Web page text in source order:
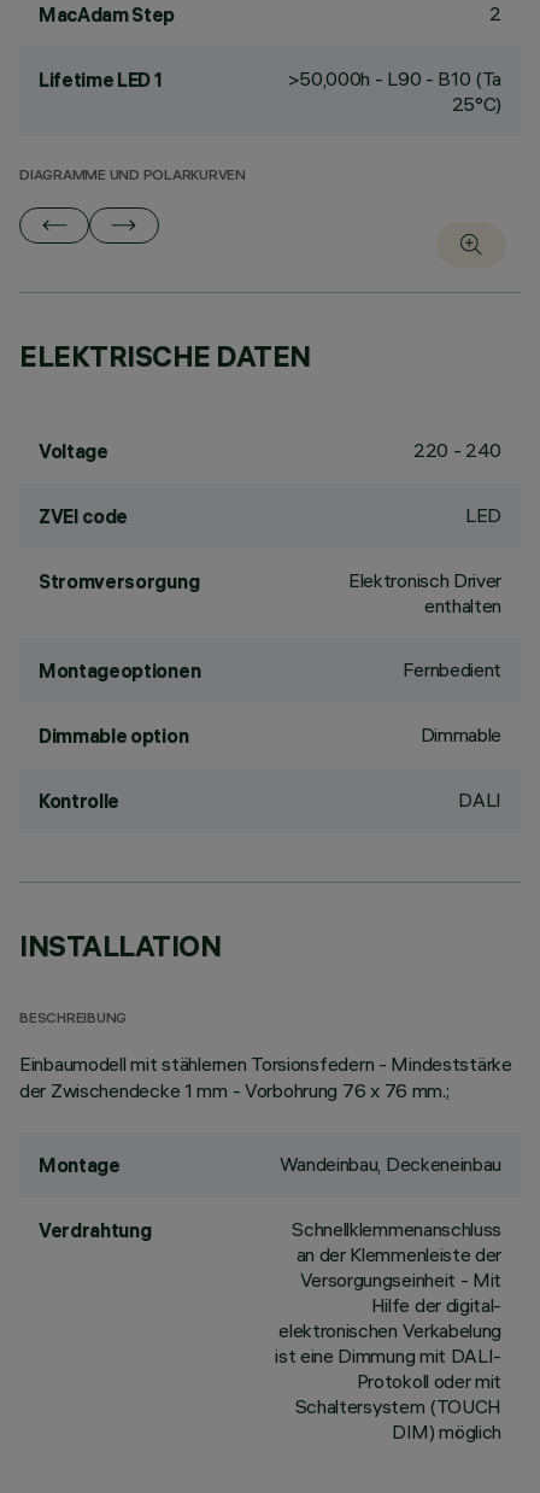
MacAdam Step 2
Lifetime LED 1
>50,000h - L90 - B10 (Ta
25°C)
DIAGRAMME UND POLARKURVEN
ELEKTRISCHE DATEN
Voltage 220 - 240
ZVEI code LED
Stromversorgung
Elektronisch Driver
enthalten
Montageoptionen Fernbedient
Dimmable option Dimmable
Kontrolle DALI
INSTALLATION
BESCHREIBUNG
Einbaumodell mit stählernen Torsionsfedern - Mindeststärke
der Zwischendecke 1 mm - Vorbohrung 76 x 76 mm.;
Montage Wandeinbau, Deckeneinbau
Verdrahtung
Schnellklemmenanschluss
an der Klemmenleiste der
Versorgungseinheit - Mit
Hilfe der digital-
elektronischen Verkabelung
ist eine Dimmung mit DALI-
Protokoll oder mit
Schaltersystem (TOUCH
DIM) möglich